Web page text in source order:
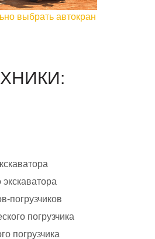
выбрать автокран
погрузчиков
погрузчика
погрузчика